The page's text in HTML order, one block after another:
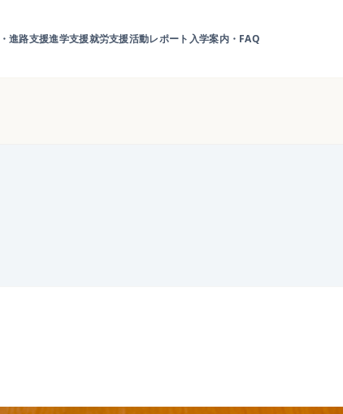
進路支援進学支援就労支援活動レポート 入学案内・FAQ